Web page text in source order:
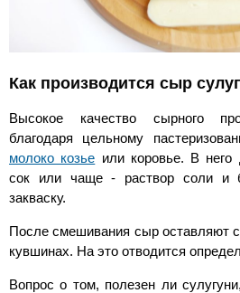
Как производится сыр
Высокое качество сырного
благодаря цельному
молоко козье или коровье. В него
сок или чаще - раствор соли и
закваску.
После смешивания сыр оставляют
кувшинах. На это отводится
Вопрос о том, полезен ли